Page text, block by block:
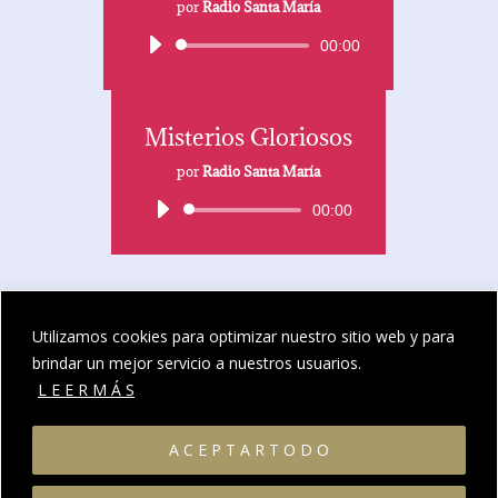
Utilizamos cookies para optimizar nuestro sitio web y para
brindar un mejor servicio a nuestros usuarios.
L E E R M Á S
A C E P T A R T O D O
porRadio Santa María
Reproductor00:00
Misterios Gloriosos
porRadio Santa María
Reproductor
audio
00:00
Legal·Privacidad·Cookies · Parroquia de Sonseca©